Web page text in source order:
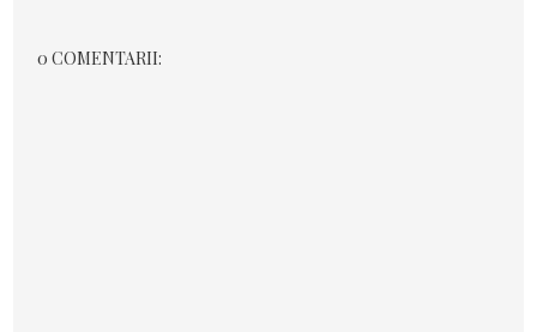
0 COMENTARII: